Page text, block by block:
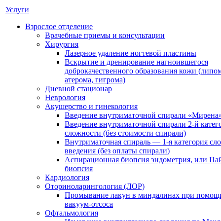
Услуги
Взрослое отделение
Врачебные приемы и консультации
Хирургия
Лазерное удаление ногтевой пластины
Вскрытие и дренирование нагноившегося
доброкачественного образования кожи
атерома, гигрома)
Дневной стационар
Неврология
Акушерство и гинекология
Введение внутриматочной спирали
Введение внутриматочной спирали 2-й
сложности (без стоимости спирали)
Внутриматочная спираль — 1-я категория
введения (без оплаты спирали)
Аспирационная биопсия эндометрия, или
биопсия
Кардиология
Оториноларингология (ЛОР)
Промывание лакун в миндалинах при
вакуум-отсоса
Офтальмология